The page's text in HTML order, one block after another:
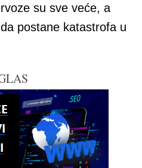
su sve veće, a
postane katastrofa u